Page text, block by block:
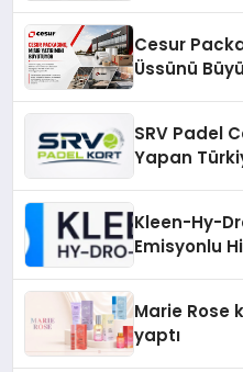
Cesur
Üssünü
SRV Padel
Yapan
Kleen-Hy-
Emisyonlu
Marie Rose
yaptı